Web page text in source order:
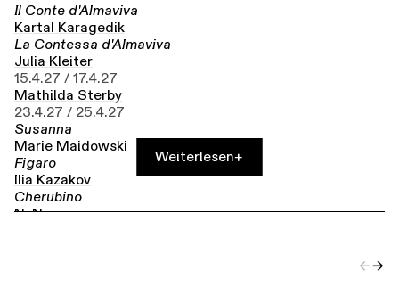
Il Conte d'Almaviva
Kartal Karagedik
La Contessa d'Almaviva
Julia Kleiter
15.4.27 / 17.4.27
Mathilda Sterby
23.4.27 / 25.4.27
Susanna
Marie Maidowski
Figaro
Ilia Kazakov
Cherubino
N. N.
Weiterlesen+
←→